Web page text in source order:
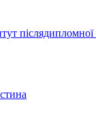
післядипломної